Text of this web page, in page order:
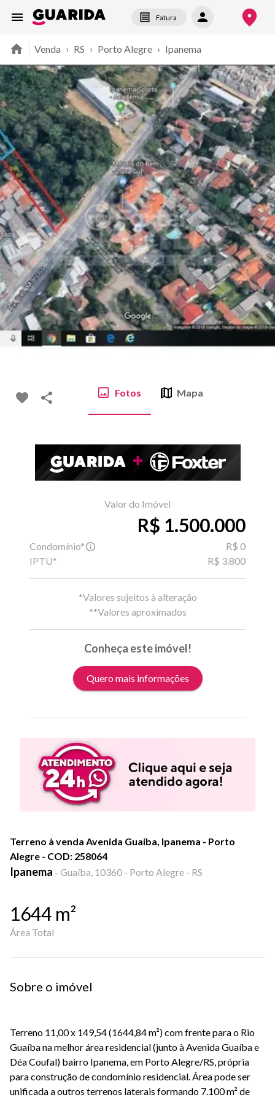
Fatura
Venda › RS › Porto Alegre › Ipanema
Fotos Mapa
Valor do Imóvel
R$ 1.500.000
Condomínio*
R$ 0
IPTU*
R$ 3.800
*Valores sujeitos à alteração
**Valores aproximados
Conheça este imóvel!
Quero mais informações
Terreno à venda Avenida Guaíba, Ipanema - Porto
Alegre - COD: 258064
Ipanema - Guaíba, 10360 - Porto Alegre - RS
1644 m²
Área Total
Sobre o imóvel
Terreno 11,00 x 149,54 (1644,84 m²) com frente para o Rio
Guaíba na melhor área residencial (junto à Avenida Guaíba e
Déa Coufal) bairro Ipanema, em Porto Alegre/RS, própria
para construção de condomínio residencial. Área pode ser
unificada a outros terrenos laterais formando 7.100 m² de